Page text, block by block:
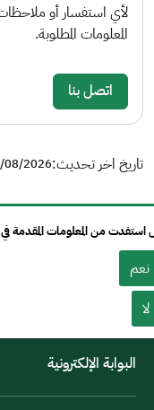
لأي استفسار أو
المعلومات المطلوبة.
اتصل بنا
تاريخ اخر تحديث:2026 - 09:15
استفدت من المعلومات المقدمة
نعم
لا
البوابة الإلكترونية